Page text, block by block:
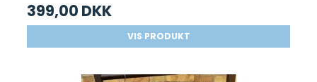
399,00 DKK
VIS PRODUKT